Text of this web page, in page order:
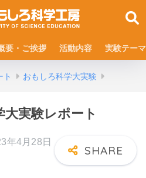
要・ご挨拶 活動内容 実験テーマ
ト おもしろ科学大実験
実験レポート
年4月28日